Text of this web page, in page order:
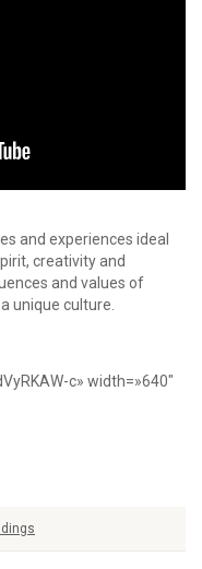
and experiences ideal
creativity and
and values of
unique culture.
c» width=»640″